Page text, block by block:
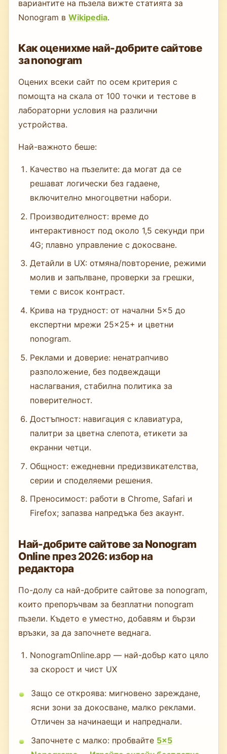
вариантите на пъзела вижте статията за
Nonogram вWikipedia.
Как оценихме най-добрите сайтове
за nonogram
Оцених всеки сайт по осем критерия с
помощта на скала от 100 точки и тестове в
лабораторни условия на различни
устройства.
Най-важното беше:
Качество на пъзелите: да могат да се
решават логически без гадаене,
включително многоцветни набори.
Производителност: време до
интерактивност под около 1,5 секунди при
4G; плавно управление с докосване.
Детайли в UX: отмяна/повторение, режими
молив и запълване, проверки за грешки,
теми с висок контраст.
Крива на трудност: от начални 5×5 до
експертни мрежи 25×25+ и цветни
nonogram.
Реклами и доверие: ненатрапчиво
разположение, без подвеждащи
наслагвания, стабилна политика за
поверителност.
Достъпност: навигация с клавиатура,
палитри за цветна слепота, етикети за
екранни четци.
Общност: ежедневни предизвикателства,
серии и споделяеми решения.
Преносимост: работи в Chrome, Safari и
Firefox; запазва напредъка без акаунт.
Най-добрите сайтове за Nonogram
Online през 2026: избор на
редактора
По-долу са най-добрите сайтове за nonogram,
които препоръчвам за безплатни nonogram
пъзели. Където е уместно, добавям и бързи
връзки, за да започнете веднага.
NonogramOnline.app — най-добър като цяло
за скорост и чист UX
Защо се откроява: мигновено зареждане,
ясни зони за докосване, малко реклами.
Отличен за начинаещи и напреднали.
Започнете с малко: пробвайте 5×5